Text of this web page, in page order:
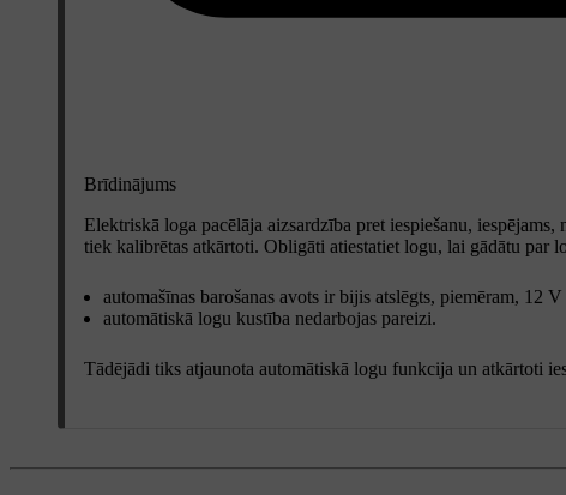
Brīdinājums
Elektriskā loga pacēlāja aizsardzība pret iespiešanu,
tiek kalibrētas atkārtoti. Obligāti atiestatiet logu, lai gādātu par
automašīnas barošanas avots ir bijis atslēgts, piemēram, 12
automātiskā logu kustība nedarbojas pareizi.
Tādējādi tiks atjaunota automātiskā logu funkcija un atkārtoti